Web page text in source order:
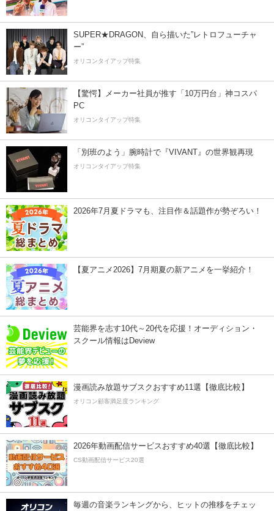
SUPER★DRAGON、自ら描いた”レトロフューチャ
ー”
オリコンタイアップ特集
【驚愕】メーカー社員が推す「10万円台」神コスパ
PC
オリコンタイアップ特集
「別班のよう」腕時計で『VIVANT』の世界観再現
オリコンタイアップ特集
2026年7月夏ドラマも、注目作＆話題作が勢ぞろい！
【夏アニメ2026】7月期夏の新アニメを一挙紹介！
芸能界を志す10代～20代を応援！オーディション・
スクール情報はDeview
漫画読み放題サブスクおすすめ11選【徹底比較】
オリコン顧客満足度ランキング
2026年動画配信サービスおすすめ40選【徹底比較】
CS動画配信サービス20選
毎週の音楽ランキングから、ヒットの推移をチェッ